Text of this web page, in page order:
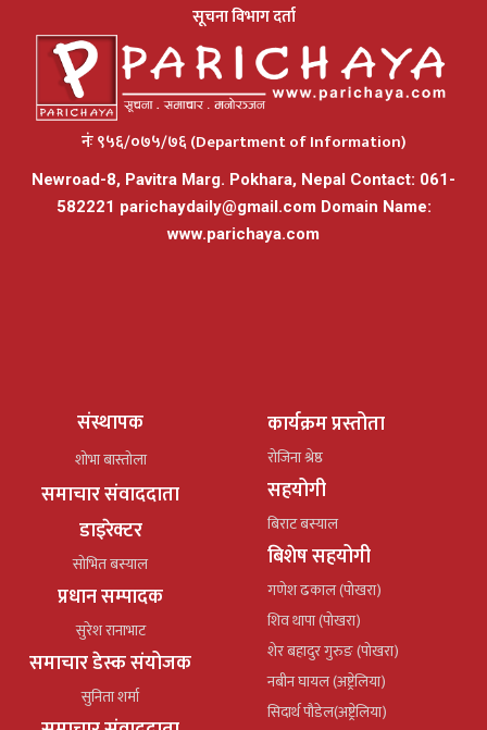
सूचना विभाग दर्ता
नंः ९५६/०७५/७६ (Department of Information)
Newroad-8, Pavitra Marg. Pokhara, Nepal Contact: 061-
582221 parichaydaily@gmail.comDomain Name:
www.parichaya.com
संस्थापक
शोभा बास्तोला
समाचार संवाददाता
डाइरेक्टर
सोभित बस्याल
प्रधान सम्पादक
सुरेश रानाभाट
समाचार डेस्क संयोजक
सुनिता शर्मा
कार्यक्रम प्रस्तोता
रोजिना श्रेष्ठ
सहयोगी
बिराट बस्याल
बिशेष सहयोगी
गणेश ढकाल (पोखरा)
शिव थापा (पोखरा)
शेर बहादुर गुरुङ (पोखरा)
नबीन घायल (अष्ट्रेलिया)
सिदार्थ पौडेल(अष्ट्रेलिया)